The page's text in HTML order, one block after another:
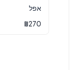
אפל
₪270